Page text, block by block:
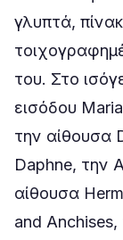
γλυπτά,
του. Στο
εισόδου
την αίθουσα
Daphne, την
αίθουσα
and Anchises,